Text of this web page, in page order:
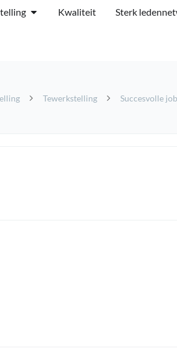
Kwaliteit Sterk
Tewerkstelling Succesvolle